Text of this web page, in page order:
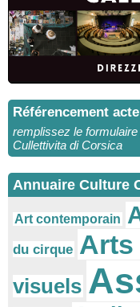
Référencement
remplissez le formulaire
Cullettivita di Corsica
Annuaire Culture
Art contemporain
du cirque Arts
visuels